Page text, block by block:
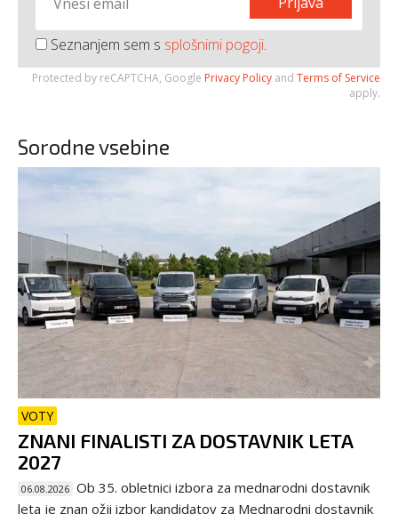
Seznanjem sem s splošnimi pogoji.
Protected by reCAPTCHA, Google Privacy Policy and Terms of Service
apply.
Sorodne vsebine
VOTY
ZNANI FINALISTI ZA DOSTAVNIK LETA
2027
06.08.2026 Ob 35. obletnici izbora za mednarodni dostavnik
leta je znan ožji izbor kandidatov za Mednarodni dostavnik